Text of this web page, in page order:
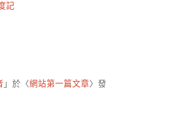
記
」於〈網站第一篇文章〉發